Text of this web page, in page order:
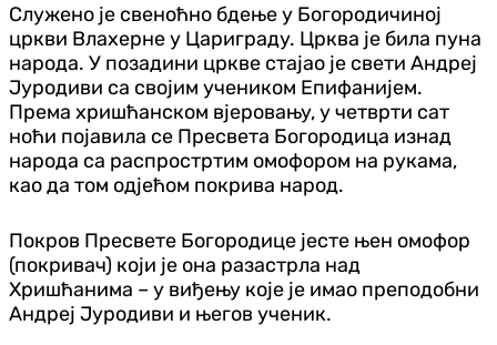
Служено је свеноћно бдење у Богородичиној
цркви Влахерне у Цариграду. Црква је била пуна
народа. У позадини цркве стајао је свети Андреј
Јуродиви са својим учеником Епифанијем.
Према хришћанском вјеровању, у четврти сат
ноћи појавила се Пресвета Богородица изнад
народа са распростртим омофором на рукама,
као да том одјећом покрива народ.
Покров Пресвете Богородице јесте њен омофор
(покривач) који је она разастрла над
Хришћанима – у виђењу које је имао преподобни
Андреј Јуродиви и његов ученик.